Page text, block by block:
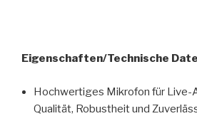
Eigenschaften/Technische
Hochwertiges Mikrofon für
Qualität, Robustheit und